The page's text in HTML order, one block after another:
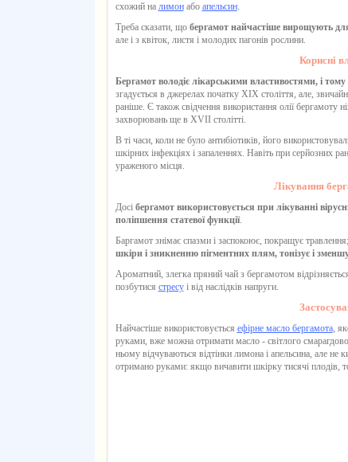
схожий на лимонабо апельсин.
Треба сказати, що бергамот найчастіше вирощують
але і з квіток, листя і молодих пагонів рослини.
Корисні
Бергамот володіє лікарськими властивостями, і
згадується в джерелах початку XIX століття, але,
раніше. Є також свідчення використання олії бергамоту
захворювань ще в XVII столітті.
В ті часи, коли не було антибіотиків, його
шкірних інфекціях і запаленнях. Навіть при серйозних
ураженого місця.
Лікування
Досі бергамот використовується при лікуванні
поліпшення статевої функції.
Баргамот знімає спазми і заспокоює, покращує травлення;
шкіри і зникненню пігментних плям, тонізує і
Ароматний, злегка пряний чай з бергамотом
позбутися стресуі від наслідків напруги.
Найчастіше використовується ефірне масло бергамота,
руками, вже можна отримати масло - світлого
ньому відчуваються відтінки лимона і апельсина, але не
отримано руками: якщо вичавити шкірку тисячі плодів,